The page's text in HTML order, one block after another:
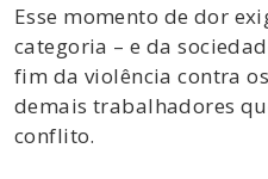
Esse momento de dor
categoria – e da
fim da violência contra
demais trabalhadores
conflito.